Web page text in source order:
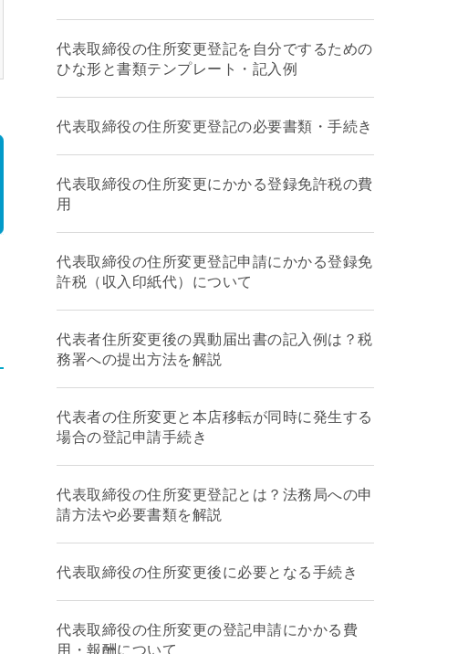
代表取締役の住所変更登記を自分でするための
ひな形と書類テンプレート・記入例
代表取締役の住所変更登記の必要書類・手続き
代表取締役の住所変更にかかる登録免許税の費
用
代表取締役の住所変更登記申請にかかる登録免
許税（収入印紙代）について
代表者住所変更後の異動届出書の記入例は？税
務署への提出方法を解説
代表者の住所変更と本店移転が同時に発生する
場合の登記申請手続き
代表取締役の住所変更登記とは？法務局への申
請方法や必要書類を解説
代表取締役の住所変更後に必要となる手続き
代表取締役の住所変更の登記申請にかかる費
用・報酬について